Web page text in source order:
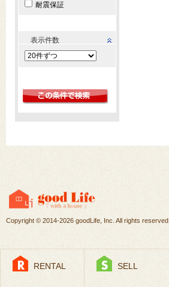
耐震保証
表示件数
Copyright © 2014-2026 goodLife, Inc. All rights reserved.
RENTAL SELL